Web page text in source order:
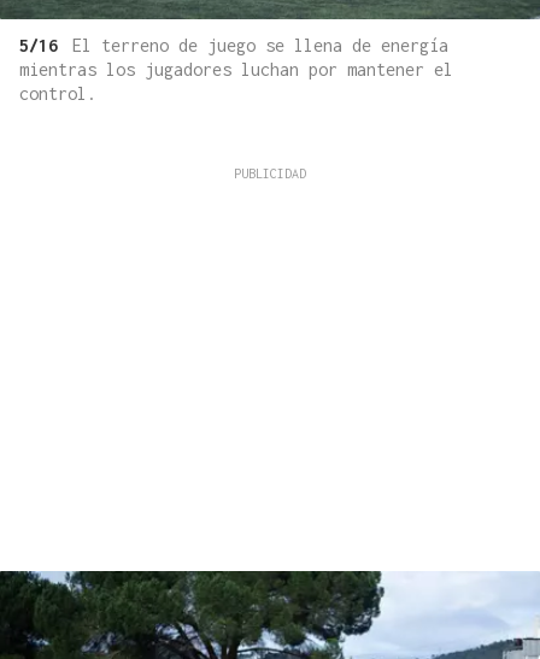
5/16
El terreno de juego se llena de energía
mientras los jugadores luchan por mantener el
control.